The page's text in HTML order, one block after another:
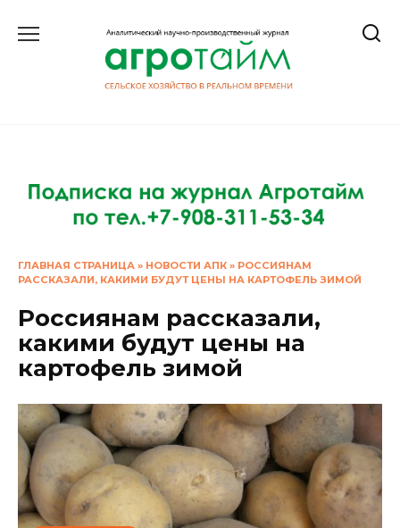
ГЛАВНАЯ СТРАНИЦА » НОВОСТИ АПК » РОССИЯНАМ
РАССКАЗАЛИ, КАКИМИ БУДУТ ЦЕНЫ НА КАРТОФЕЛЬ ЗИМОЙ
Россиянам рассказали,
какими будут цены на
картофель зимой